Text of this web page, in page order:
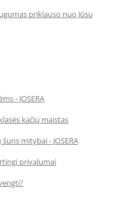
priklauso nuo Jūsų
- JOSERA
kačių maistas
mitybai - JOSERA
privalumai